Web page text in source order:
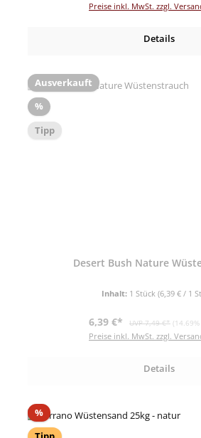
Preise inkl. MwSt. zzgl.
Details
Ausverkauft
%Rabatt
Tipp
Desert Bush Nature
Inhalt: 1 Stück (6,39 € / 1
Verkaufspreis:
6,39 €* Regulärer Preis:
UVP 7,49 €*
Preise inkl. MwSt. zzgl.
Details
%Rabatt